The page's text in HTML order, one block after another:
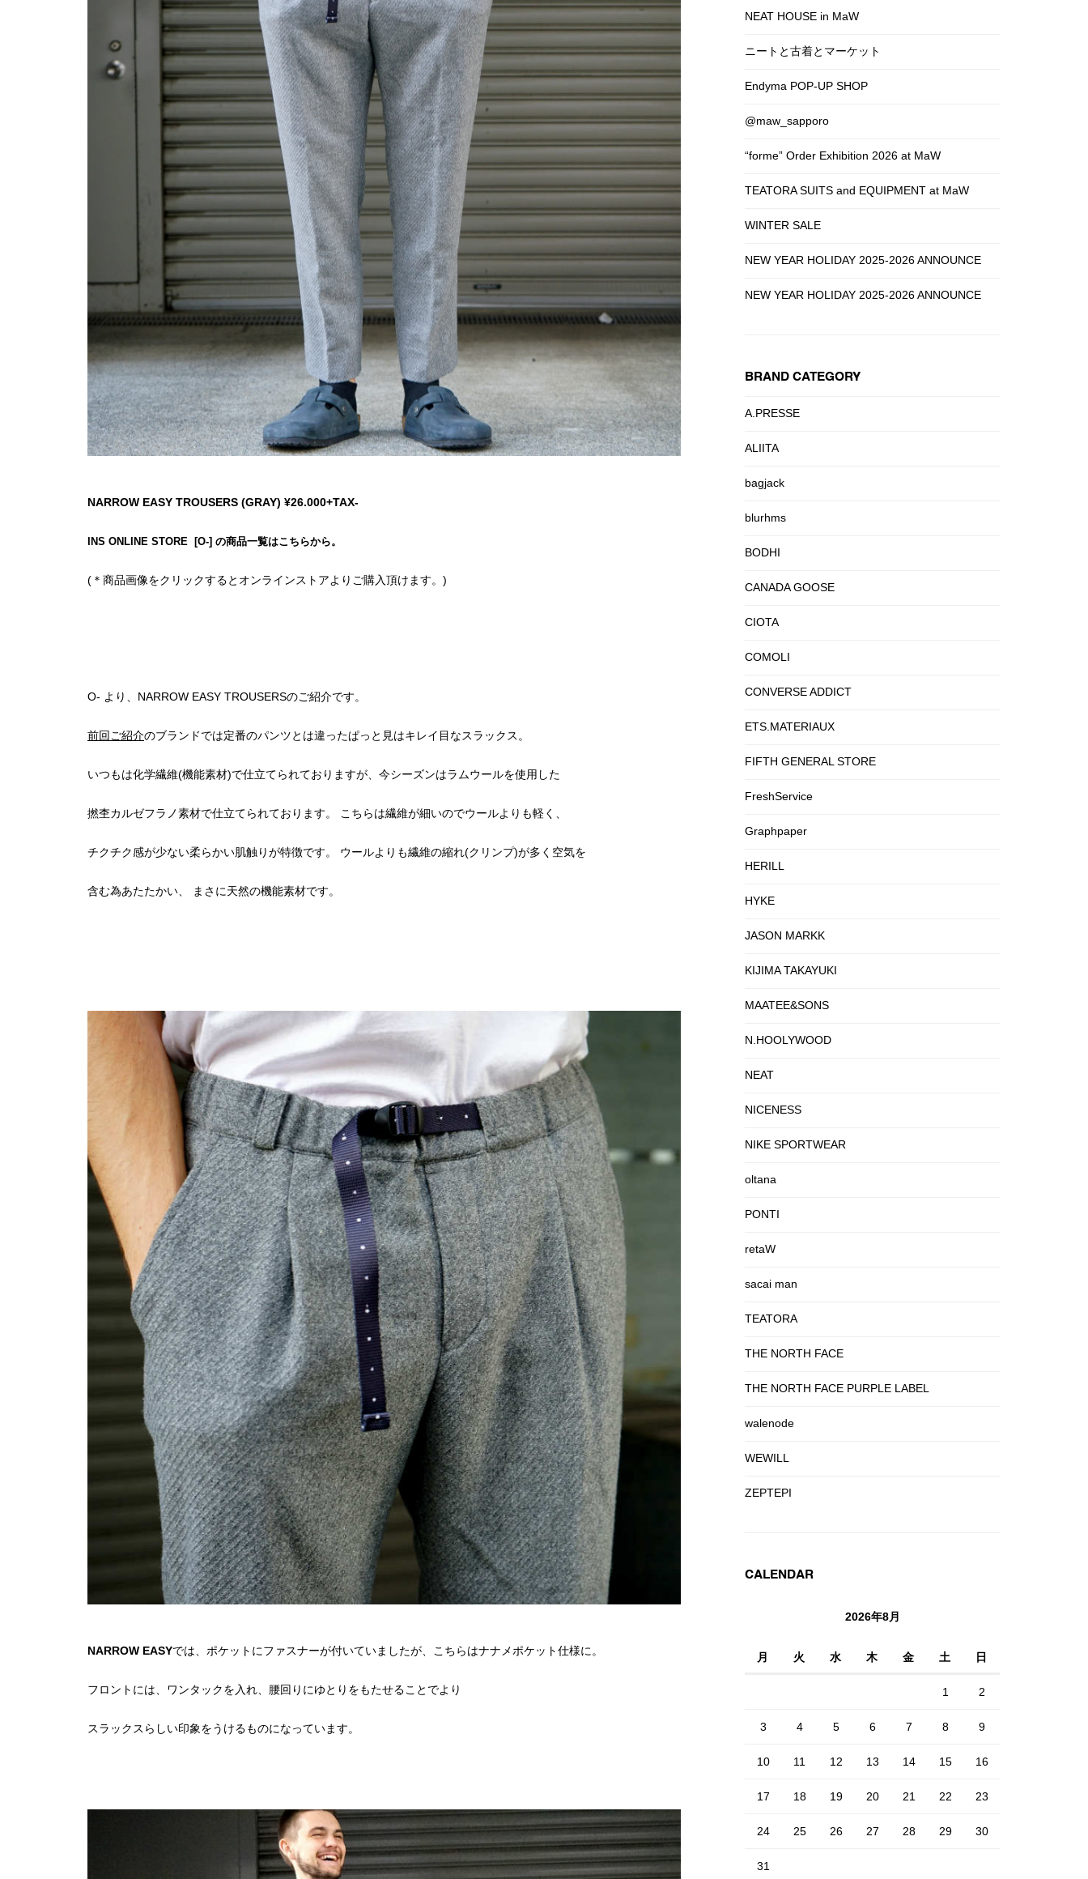
NARROW EASY TROUSERS (GRAY) ¥26.000+TAX-
INS ONLINE STORE [O-] の商品一覧はこちらから。
(＊商品画像をクリックするとオンラインストアよりご購入頂けます。)
O- より、NARROW EASY TROUSERSのご紹介です。
前回ご紹介のブランドでは定番のパンツとは違ったぱっと見はキレイ目なスラックス。
いつもは化学繊維(機能素材)で仕立てられておりますが、今シーズンはラムウールを使用した
撚杢カルゼフラノ素材で仕立てられております。 こちらは繊維が細いのでウールよりも軽く、
チクチク感が少ない柔らかい肌触りが特徴です。 ウールよりも繊維の縮れ(クリンプ)が多く空気を
含む為あたたかい、 まさに天然の機能素材です。
NARROW EASYでは、ポケットにファスナーが付いていましたが、こちらはナナメポケット仕様に。
フロントには、ワンタックを入れ、腰回りにゆとりをもたせることでより
スラックスらしい印象をうけるものになっています。
NEAT HOUSE in MaW
ニートと古着とマーケット
Endyma POP-UP SHOP
@maw_sapporo
“forme” Order Exhibition 2026 at MaW
TEATORA SUITS and EQUIPMENT at MaW
WINTER SALE
NEW YEAR HOLIDAY 2025-2026 ANNOUNCE
NEW YEAR HOLIDAY 2025-2026 ANNOUNCE
BRAND CATEGORY
A.PRESSE
ALIITA
bagjack
blurhms
BODHI
CANADA GOOSE
CIOTA
COMOLI
CONVERSE ADDICT
ETS.MATERIAUX
FIFTH GENERAL STORE
FreshService
Graphpaper
HERILL
HYKE
JASON MARKK
KIJIMA TAKAYUKI
MAATEE&SONS
N.HOOLYWOOD
NEAT
NICENESS
NIKE SPORTWEAR
oltana
PONTI
retaW
sacai man
TEATORA
THE NORTH FACE
THE NORTH FACE PURPLE LABEL
walenode
WEWILL
ZEPTEPI
CALENDAR
2026年8月
月 火 水 木 金 土 日
1 2
3 4 5 6 7 8 9
10 11 12 13 14 15 16
17 18 19 20 21 22 23
24 25 26 27 28 29 30
31